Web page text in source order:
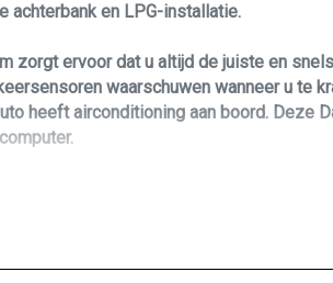
achterbank en LPG-installatie.
zorgt ervoor dat u altijd de juiste en
waarschuwen wanneer u te
heeft airconditioning aan boord. Deze
altijd mogelijk. Bel onze verkoper voor